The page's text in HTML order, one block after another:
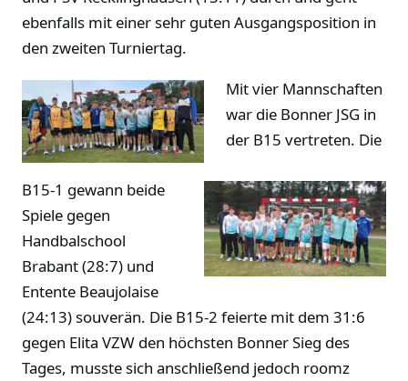
ebenfalls mit einer sehr guten Ausgangsposition in
den zweiten Turniertag.
Mit vier Mannschaften
war die Bonner JSG in
der B15 vertreten. Die
B15-1 gewann beide
Spiele gegen
Handbalschool
Brabant (28:7) und
Entente Beaujolaise
(24:13) souverän. Die B15-2 feierte mit dem 31:6
gegen Elita VZW den höchsten Bonner Sieg des
Tages, musste sich anschließend jedoch roomz